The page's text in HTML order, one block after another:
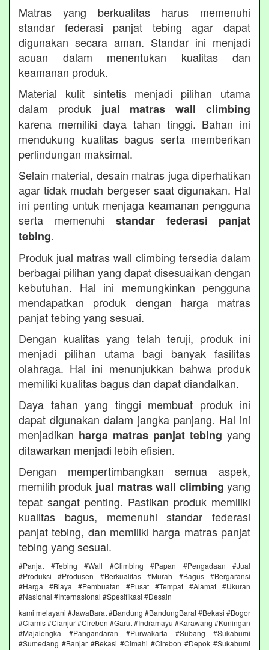
Matras yang berkualitas harus memenuhi
standar federasi panjat tebing agar dapat
digunakan secara aman. Standar ini menjadi
acuan dalam menentukan kualitas dan
keamanan produk.
Material kulit sintetis menjadi pilihan utama
dalam produk jual matras wall climbing
karena memiliki daya tahan tinggi. Bahan ini
mendukung kualitas bagus serta memberikan
perlindungan maksimal.
Selain material, desain matras juga diperhatikan
agar tidak mudah bergeser saat digunakan. Hal
ini penting untuk menjaga keamanan pengguna
serta memenuhi standar federasi panjat
tebing.
Produk jual matras wall climbing tersedia dalam
berbagai pilihan yang dapat disesuaikan dengan
kebutuhan. Hal ini memungkinkan pengguna
mendapatkan produk dengan harga matras
panjat tebing yang sesuai.
Dengan kualitas yang telah teruji, produk ini
menjadi pilihan utama bagi banyak fasilitas
olahraga. Hal ini menunjukkan bahwa produk
memiliki kualitas bagus dan dapat diandalkan.
Daya tahan yang tinggi membuat produk ini
dapat digunakan dalam jangka panjang. Hal ini
menjadikan harga matras panjat tebing yang
ditawarkan menjadi lebih efisien.
Dengan mempertimbangkan semua aspek,
memilih produk jual matras wall climbing yang
tepat sangat penting. Pastikan produk memiliki
kualitas bagus, memenuhi standar federasi
panjat tebing, dan memiliki harga matras panjat
tebing yang sesuai.
#Panjat #Tebing #Wall #Climbing #Papan #Pengadaan #Jual
#Produksi #Produsen #Berkualitas #Murah #Bagus #Bergaransi
#Harga #Biaya #Pembuatan #Pusat #Tempat #Alamat #Ukuran
#Nasional #Internasional #Spesifikasi #Desain
kami melayani #JawaBarat #Bandung #BandungBarat #Bekasi #Bogor
#Ciamis #Cianjur #Cirebon #Garut #Indramayu #Karawang #Kuningan
#Majalengka #Pangandaran #Purwakarta #Subang #Sukabumi
#Sumedang #Banjar #Bekasi #Cimahi #Cirebon #Depok #Sukabumi